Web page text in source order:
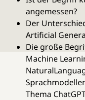
angemessen?
Der
Artificial
Die große
Machine
Thema